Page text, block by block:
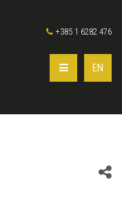
+385 1 6282 476
EN